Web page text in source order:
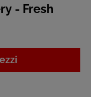
- Fresh